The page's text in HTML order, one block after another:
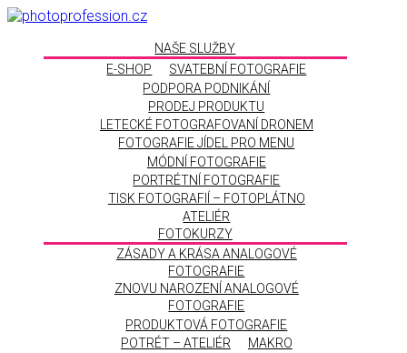
NAŠE SLUŽBY
E-SHOP
SVATEBNÍ FOTOGRAFIE
PODPORA PODNIKÁNÍ
PRODEJ PRODUKTU
LETECKÉ FOTOGRAFOVANÍ DRONEM
FOTOGRAFIE JÍDEL PRO MENU
MÓDNÍ FOTOGRAFIE
PORTRÉTNÍ FOTOGRAFIE
TISK FOTOGRAFIÍ – FOTOPLÁTNO
ATELIÉR
FOTOKURZY
ZÁSADY A KRÁSA ANALOGOVÉ
FOTOGRAFIE
ZNOVU NAROZENÍ ANALOGOVÉ
FOTOGRAFIE
PRODUKTOVÁ FOTOGRAFIE
POTRÉT – ATELIÉR
MAKRO